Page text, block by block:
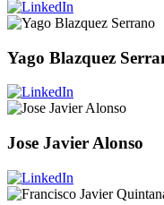
Yago Blazquez
Jose Javier Alonso